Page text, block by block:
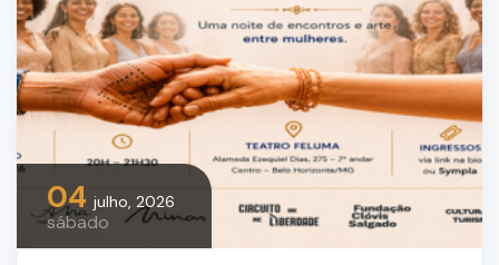
04 julho, 2026
sábado